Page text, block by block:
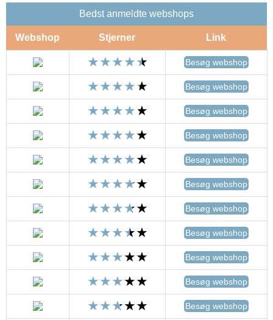
Bedst anmeldte webshops
Webshop Stjerner Link
Besøg webshop
Besøg webshop
Besøg webshop
Besøg webshop
Besøg webshop
Besøg webshop
Besøg webshop
Besøg webshop
Besøg webshop
Besøg webshop
Besøg webshop